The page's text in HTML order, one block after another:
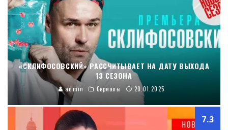
«СКЛИФОСОВСКИЙ» РАССЧИТЫВАЕТ НА ДАТУ ВЫХОДА
13 СЕЗОНА
admin Сериалы 20.01.2025
7.3